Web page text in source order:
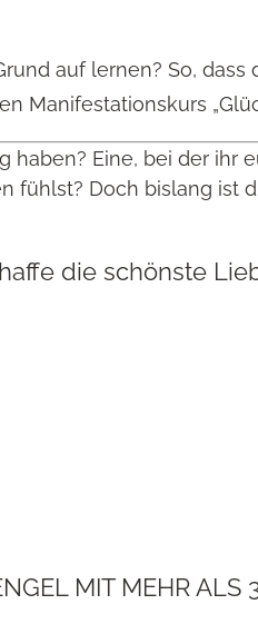
auf lernen? So,
Manifestationskurs
Eine, bei der ihr
fühlst? Doch bislang ist
die schönste
MIT MEHR ALS